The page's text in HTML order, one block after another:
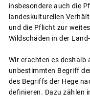
insbesondere auch die
landeskulturellen
und die Pflicht zur
Wildschäden in der
Wir erachten es deshalb
unbestimmten Begriff
des Begriffs der Hege
definieren. Dazu zählen